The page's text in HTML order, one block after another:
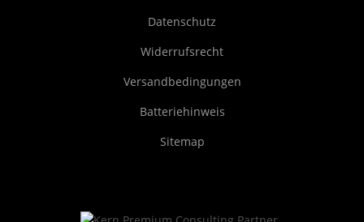
Datenschutz
Widerrufsrecht
Versandbedingungen
Batteriehinweis
Sitemap